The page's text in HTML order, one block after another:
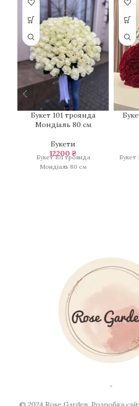
Букет 101 троянда
Мондіаль 80 см
Букети
12200 ₴
Букет 101 троянда
Мондіаль 80 см
Букет